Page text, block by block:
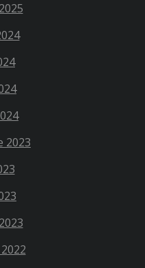
2023